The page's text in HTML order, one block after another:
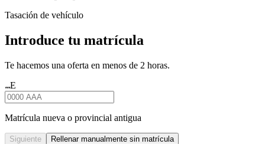
Tasación de vehículo
Introduce tu matrícula
Te hacemos una oferta en menos de 2 horas.
★★★E
Matrícula nueva o provincial antigua
Siguiente Rellenar manualmente sin matrícula